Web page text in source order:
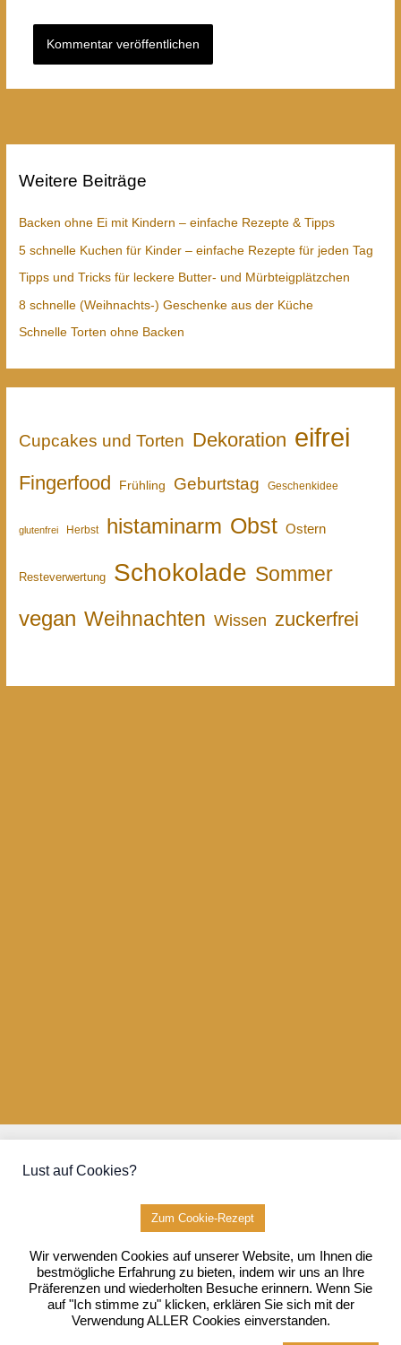
Weitere Beiträge
Backen ohne Ei mit Kindern – einfache Rezepte & Tipps
5 schnelle Kuchen für Kinder – einfache Rezepte für jeden Tag
Tipps und Tricks für leckere Butter- und Mürbteigplätzchen
8 schnelle (Weihnachts-) Geschenke aus der Küche
Schnelle Torten ohne Backen
Cupcakes und Torten Dekoration eifrei
Fingerfood Frühling Geburtstag Geschenkidee
glutenfrei Herbst histaminarm Obst Ostern
Resteverwertung Schokolade Sommer
vegan Weihnachten Wissen zuckerfrei
Impressum
Copyright © 2026 Mit Kindern backen | Powered byAstra-WordPress-
Lust auf Cookies?
Zum Cookie-Rezept
Wir verwenden Cookies auf unserer Website, um Ihnen die
bestmögliche Erfahrung zu bieten, indem wir uns an Ihre
Präferenzen und wiederholten Besuche erinnern. Wenn Sie
auf "Ich stimme zu" klicken, erklären Sie sich mit der
Verwendung ALLER Cookies einverstanden.